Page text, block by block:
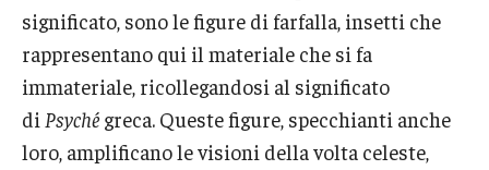
significato, sono le figure di farfalla, insetti che
rappresentano qui il materiale che si fa
immateriale, ricollegandosi al significato
di Psyché greca. Queste figure, specchianti anche
loro, amplificano le visioni della volta celeste,